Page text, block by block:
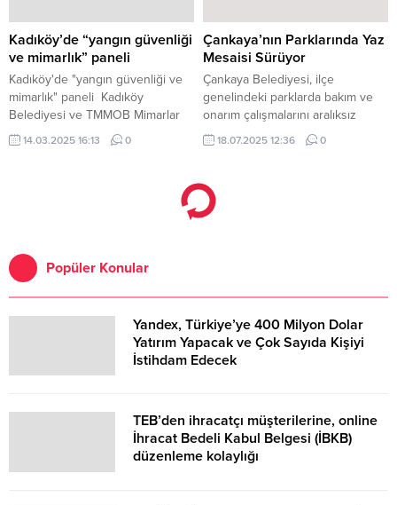
Cumhuriyet Başsavcısı Onur
Yavuz, protokol üyeleri, sivil
toplum örgütleri, siyasi parti
temsilcileri ve çok sayıda
vatandaş katıldı.
Kadıköy’de “yangın güvenliği
ve mimarlık” paneli
Kadıköy'de "yangın güvenliği ve
mimarlık" paneli Kadıköy
Belediyesi ve TMMOB Mimarlar
Odası işbirliği ile düzenlenen
“Yangın Güvenliği ve Mimarlık”
yanıyor ve bu tür felaketlerin acısı
Belediyesi ve...
14.03.2025 16:13 0
Çankaya’nın Parklarında Yaz
Mesaisi Sürüyor
Çankaya Belediyesi, ilçe
genelindeki parklarda bakım ve
onarım çalışmalarını aralıksız
sürdürüyor.
18.07.2025 12:36 0
Popüler Konular
Yandex, Türkiye’ye 400 Milyon Dolar
Yatırım Yapacak ve Çok Sayıda Kişiyi
İstihdam Edecek
TEB’den ihracatçı müşterilerine, online
İhracat Bedeli Kabul Belgesi (İBKB)
düzenleme kolaylığı